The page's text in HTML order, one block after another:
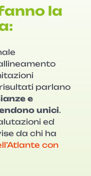
la
parlano
e
unici.
ed
da chi ha
con